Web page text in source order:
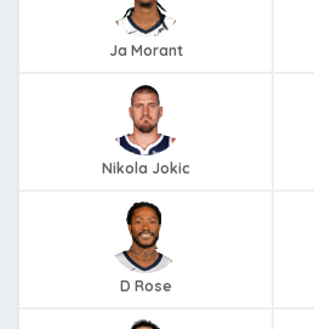
Ja Morant
Nikola Jokic
D Rose